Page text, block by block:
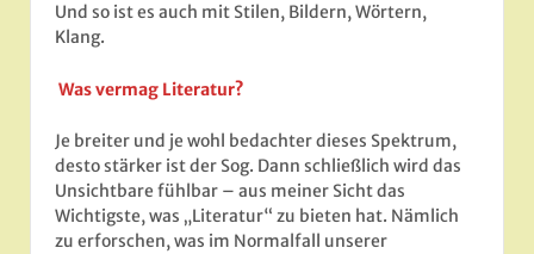
Und so ist es auch mit Stilen, Bildern, Wörtern,
Klang.
Was vermag Literatur?
Je breiter und je wohl bedachter dieses Spektrum,
desto stärker ist der Sog. Dann schließlich wird das
Unsichtbare fühlbar – aus meiner Sicht das
Wichtigste, was „Literatur“ zu bieten hat. Nämlich
zu erforschen, was im Normalfall unserer